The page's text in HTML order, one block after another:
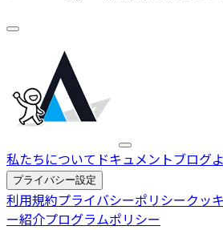
私たちについて ドキュメントブログ
プライバシー設定
利用規約プライバシーポリシークッ
ー紹介プログラムポリシー